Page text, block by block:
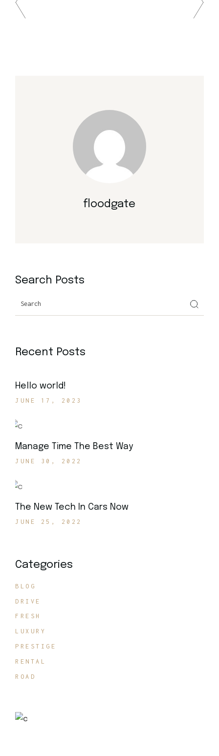
floodgate
Search Posts
Recent Posts
Hello world!
JUNE 17, 2023
Manage Time The Best Way
JUNE 30, 2022
The New Tech In Cars Now
JUNE 25, 2022
Categories
BLOG
DRIVE
FRESH
LUXURY
PRESTIGE
RENTAL
ROAD